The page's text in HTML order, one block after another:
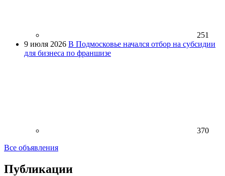
251
9 июля 2026 В Подмосковье начался отбор на субсидии
для бизнеса по франшизе
370
Все объявления
Публикации